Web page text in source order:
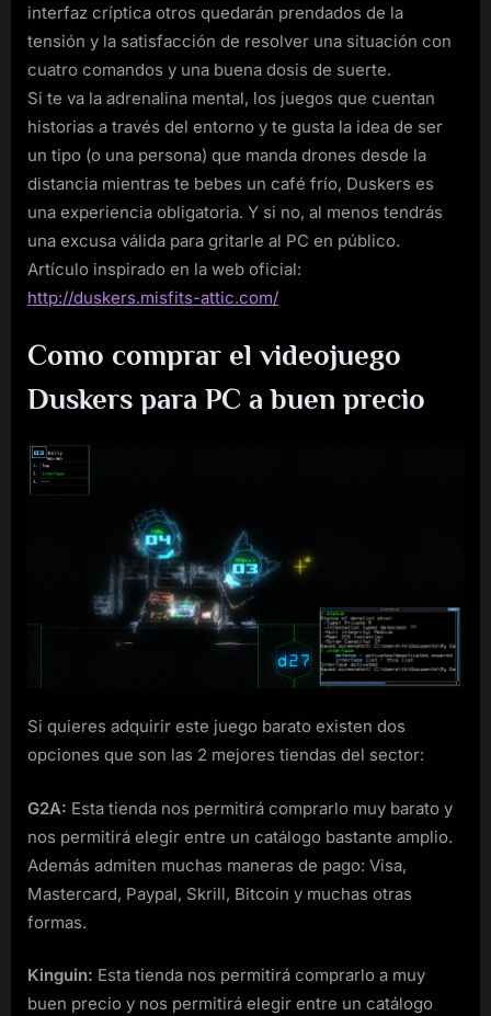
interfaz críptica otros quedarán prendados de la
tensión y la satisfacción de resolver una situación con
cuatro comandos y una buena dosis de suerte.
Si te va la adrenalina mental, los juegos que cuentan
historias a través del entorno y te gusta la idea de ser
un tipo (o una persona) que manda drones desde la
distancia mientras te bebes un café frío, Duskers es
una experiencia obligatoria. Y si no, al menos tendrás
una excusa válida para gritarle al PC en público.
Artículo inspirado en la web oficial:
http://duskers.misfits-attic.com/
Como comprar el videojuego
Duskers para PC a buen precio
Si quieres adquirir este juego barato existen dos
opciones que son las 2 mejores tiendas del sector:
G2A: Esta tienda nos permitirá comprarlo muy barato y
nos permitirá elegir entre un catálogo bastante amplio.
Además admiten muchas maneras de pago: Visa,
Mastercard, Paypal, Skrill, Bitcoin y muchas otras
formas.
Kinguin: Esta tienda nos permitirá comprarlo a muy
buen precio y nos permitirá elegir entre un catálogo